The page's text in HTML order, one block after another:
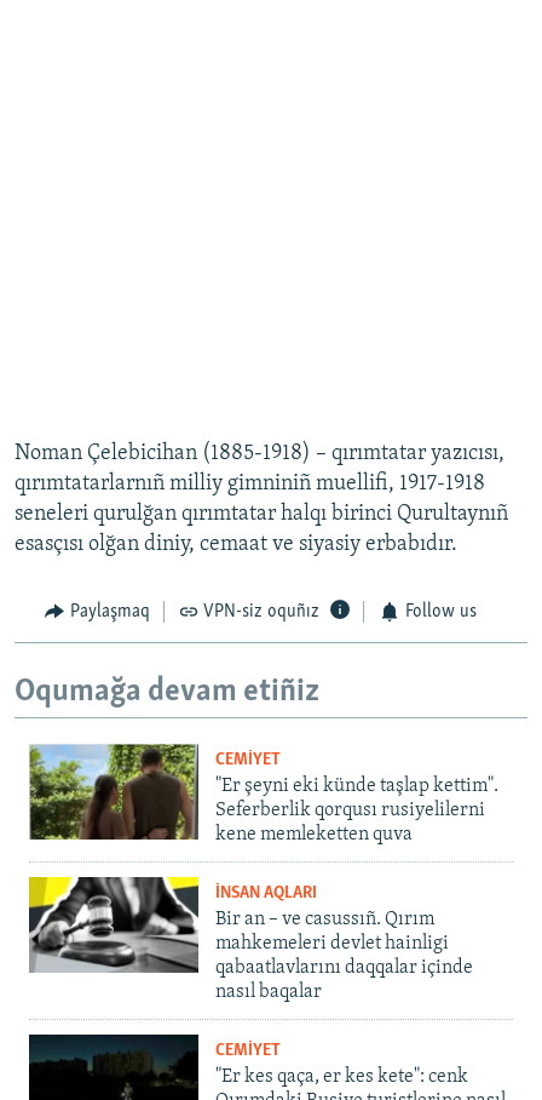
Noman Çelebicihan (1885-1918) – qırımtatar yazıcısı,
qırımtatarlarnıñ milliy gimniniñ muellifi, 1917-1918
seneleri qurulğan qırımtatar halqı birinci Qurultaynıñ
esasçısı olğan diniy, cemaat ve siyasiy erbabıdır.
Paylaşmaq VPN-siz oquñız Follow us
Oqumağa devam etiñiz
CEMİYET
"Er şeyni eki künde taşlap kettim".
Seferberlik qorqusı rusiyelilerni
kene memleketten quva
İNSAN AQLARI
Bir an – ve casussıñ. Qırım
mahkemeleri devlet hainligi
qabaatlavlarını daqqalar içinde
nasıl baqalar
CEMİYET
"Er kes qaça, er kes kete": cenk